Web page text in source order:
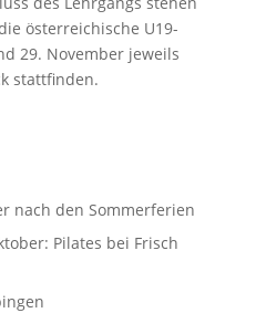
österreichische U19-
29. November jeweils
stattfinden.
nach den Sommerferien
Pilates bei Frisch